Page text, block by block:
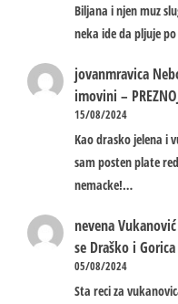
Biljana i njen muz
neka ide da pljuje
jovanmravica
imovini –
15/08/2024
Kao drasko jelena i
sam posten plate
nemacke!…
nevena
se Draško i Gorica
05/08/2024
Sta reci za